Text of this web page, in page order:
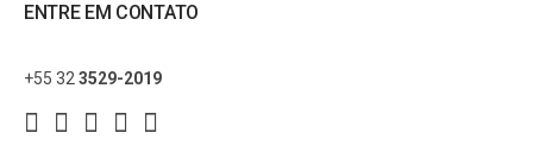
ENTRE EM CONTATO
+55 32 3529-2019